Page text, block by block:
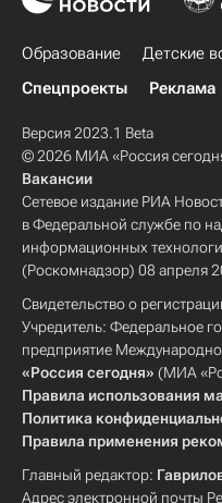
Образование Детские
Спецпроекты
Реклама
Версия 2023.1 Beta
© 2026 МИА «Россия
Вакансии
Сетевое издание РИА
в Федеральной службе по
информационных
(Роскомнадзор) 08 апреля
Свидетельство о
Учредитель: Федеральное
предприятие
«Россия сегодня» (МИА
Правила использования
Политика
Правила применения
Главный редактор:
Адрес электронной почты